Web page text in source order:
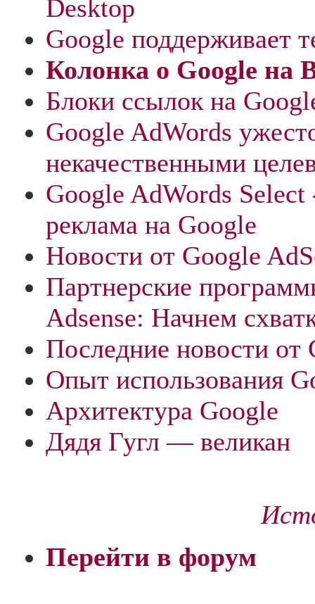
Desktop
Google поддерживает
Колонка о Google на
Блоки ссылок на
Google AdWords
некачественными
Google AdWords Select
реклама на Google
Новости от Google
Партнерские
Adsense: Начнем
Последние новости от
Опыт использования
Архитектура Google
Дядя Гугл — великан
Перейти в форум